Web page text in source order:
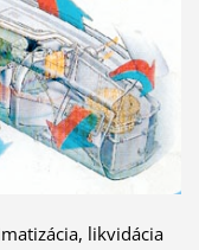
likvidácia